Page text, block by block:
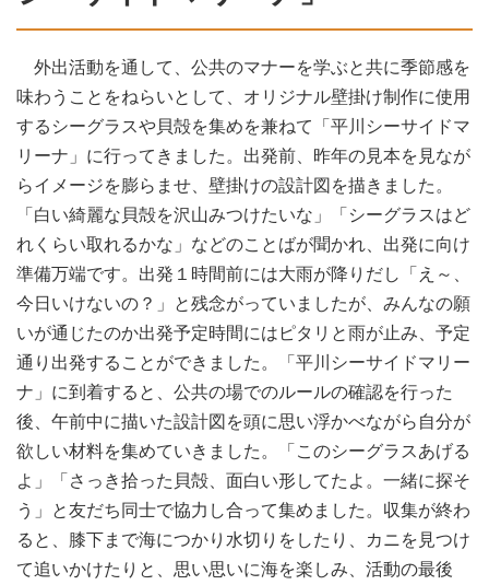
外出活動を通して、公共のマナーを学ぶと共に季節感を
味わうことをねらいとして、オリジナル壁掛け制作に使用
するシーグラスや貝殻を集めを兼ねて「平川シーサイドマ
リーナ」に行ってきました。出発前、昨年の見本を見なが
らイメージを膨らませ、壁掛けの設計図を描きました。
「白い綺麗な貝殻を沢山みつけたいな」「シーグラスはど
れくらい取れるかな」などのことばが聞かれ、出発に向け
準備万端です。出発１時間前には大雨が降りだし「え～、
今日いけないの？」と残念がっていましたが、みんなの願
いが通じたのか出発予定時間にはピタリと雨が止み、予定
通り出発することができました。「平川シーサイドマリー
ナ」に到着すると、公共の場でのルールの確認を行った
後、午前中に描いた設計図を頭に思い浮かべながら自分が
欲しい材料を集めていきました。「このシーグラスあげる
よ」「さっき拾った貝殻、面白い形してたよ。一緒に探そ
う」と友だち同士で協力し合って集めました。収集が終わ
ると、膝下まで海につかり水切りをしたり、カニを見つけ
て追いかけたりと、思い思いに海を楽しみ、活動の最後